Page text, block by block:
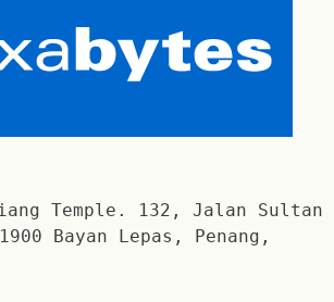
Temple. 132, Jalan Sultan
Bayan Lepas, Penang,